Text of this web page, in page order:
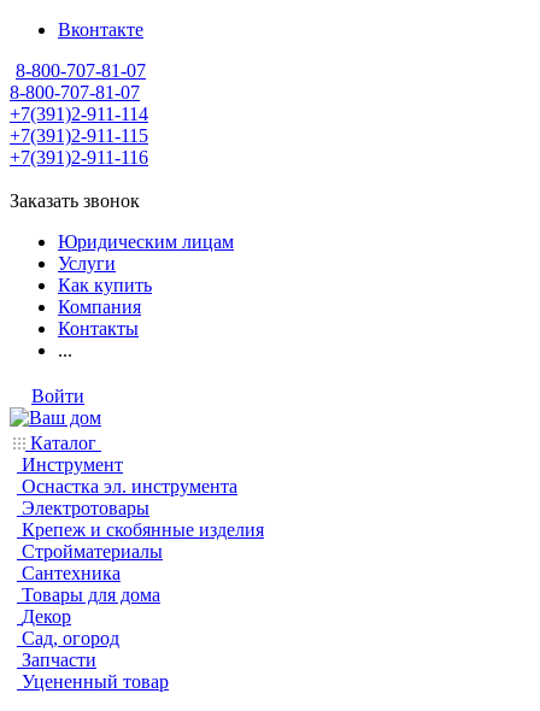
Вконтакте
8-800-707-81-07
8-800-707-81-07
+7(391)2-911-114
+7(391)2-911-115
+7(391)2-911-116
Заказать звонок
Юридическим лицам
Услуги
Как купить
Компания
Контакты
...
Войти
Каталог
Инструмент
Оснастка эл. инструмента
Электротовары
Крепеж и скобянные изделия
Стройматериалы
Сантехника
Товары для дома
Декор
Сад, огород
Запчасти
Уцененный товар